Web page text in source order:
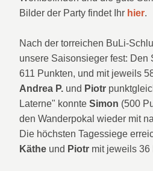
Bilder der Party findet Ihr hier.
Nach der torreichen BuLi-
unsere Saisonsieger fest: Den
611 Punkten, und mit jeweils
Andrea P. und Piotr
Laterne" konnteSimon (500
den Wanderpokal wieder mit
Die höchsten Tagessiege
Käthe und Piotr mit jeweils 36